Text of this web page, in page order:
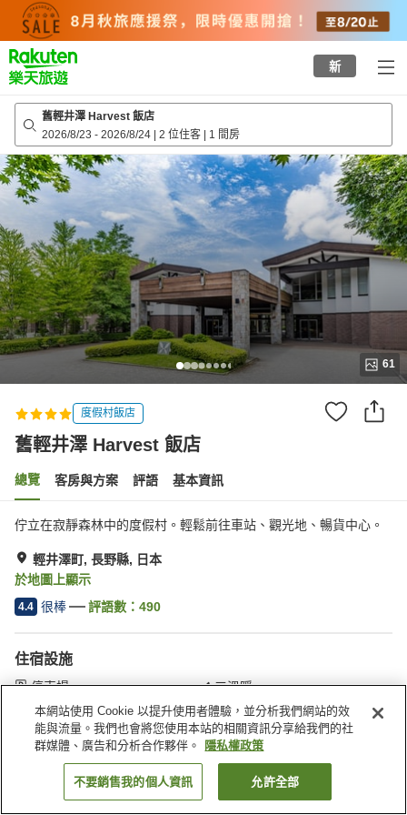
top
page
新
舊輕井澤 Harvest 飯店
2026/8/23 - 2026/8/24 | 2 位住客 | 1 間房
61
度假村飯店
舊輕井澤 Harvest 飯店
總覽 客房與方案 評語 基本資訊
佇立在寂靜森林中的度假村。輕鬆前往車站、觀光地、暢貨中心。
輕井澤町, 長野縣, 日本
於地圖上顯示
4.4 很棒 評語數： 490
住宿設施
停車場
三溫暖
Spa／美容沙龍
游泳池
首頁 日本 長野縣 輕井澤町 舊輕井澤 Harvest 飯店
找客房
本網站使用 Cookie 以提升使用者體驗，並分析我們網站的效
能與流量。我們也會將您使用本站的相關資訊分享給我們的社
群媒體、廣告和分析合作夥伴。
隱私權政策
不要銷售我的個人資訊 允許全部